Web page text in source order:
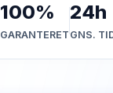
100%
GARANTERET
24h
GNS.